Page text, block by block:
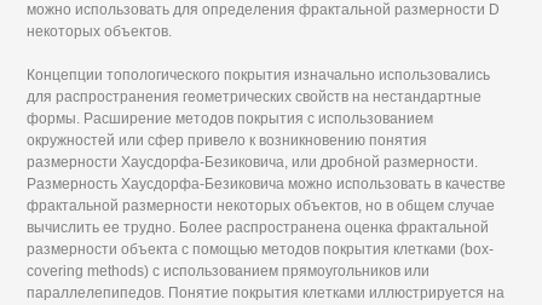
можно использовать для определения фрактальной размерности D
некоторых объектов.
Концепции топологического покрытия изначально использовались
для распространения геометрических свойств на нестандартные
формы. Расширение методов покрытия с использованием
окружностей или сфер привело к возникновению понятия
размерности Хаусдорфа-Безиковича, или дробной размерности.
Размерность Хаусдорфа-Безиковича можно использовать в качестве
фрактальной размерности некоторых объектов, но в общем случае
вычислить ее трудно. Более распространена оценка фрактальной
размерности объекта с помощью методов покрытия клетками (box-
covering methods) с использованием прямоугольников или
параллелепипедов. Понятие покрытия клетками иллюстрируется на